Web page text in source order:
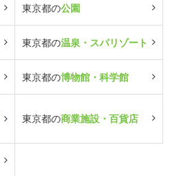
東京都の公園
東京都の温泉・スパリゾート
東京都の博物館・科学館
東京都の商業施設・百貨店